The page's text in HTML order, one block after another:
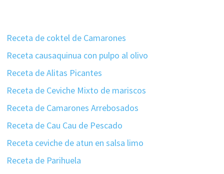
Receta de coktel de Camarones
Receta causaquinua con pulpo al olivo
Receta de Alitas Picantes
Receta de Ceviche Mixto de mariscos
Receta de Camarones Arrebosados
Receta de Cau Cau de Pescado
Receta ceviche de atun en salsa limo
Receta de Parihuela